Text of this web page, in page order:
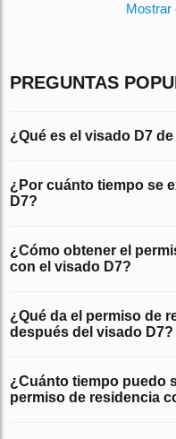
Mostrar
PREGUNTAS
¿Qué es el visado D7
¿Por cuánto tiempo se
D7?
¿Cómo obtener el
con el visado D7?
¿Qué da el permiso de
después del visado D7?
¿Cuánto tiempo puedo
permiso de residencia